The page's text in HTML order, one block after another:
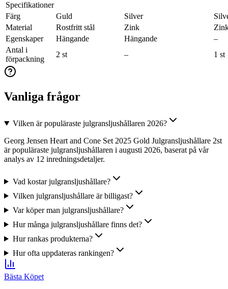
Specifikationer
Färg
Guld Silver
Material
Rostfritt stål Zink
Egenskaper
Hängande Hängande
–
Antal i
förpackning
2 st – 1 st
Vanliga frågor
Vilken är populäraste julgransljushållaren 2026?
Georg Jensen Heart and Cone Set 2025 Gold Julgransljushållare 2st
är populäraste julgransljushållaren i augusti 2026, baserat på vår
analys av 12 inredningsdetaljer.
Vad kostar julgransljushållare?
Vilken julgransljushållare är billigast?
Var köper man julgransljushållare?
Hur många julgransljushållare finns det?
Hur rankas produkterna?
Hur ofta uppdateras rankingen?
Bästa Köpet